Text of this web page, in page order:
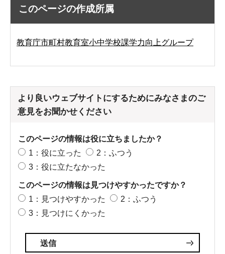
このページの作成所属
教育庁市町村教育室小中学校課学力向上グループ
より良いウェブサイトにするためにみなさまのご
意見をお聞かせください
このページの情報は役に立ちましたか？
1：役に立った
2：ふつう
3：役に立たなかった
このページの情報は見つけやすかったですか？
1：見つけやすかった
2：ふつう
3：見つけにくかった